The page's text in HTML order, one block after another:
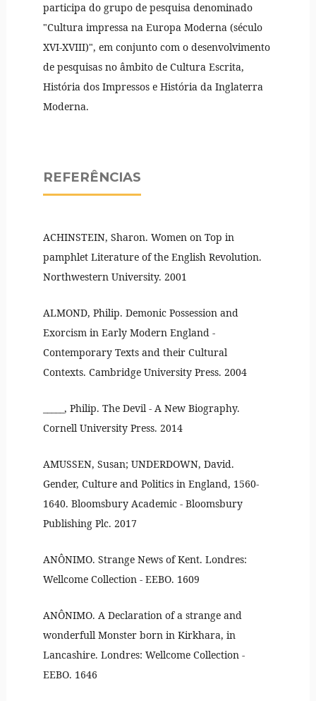
participa do grupo de pesquisa denominado
"Cultura impressa na Europa Moderna (século
XVI-XVIII)", em conjunto com o desenvolvimento
de pesquisas no âmbito de Cultura Escrita,
História dos Impressos e História da Inglaterra
Moderna.
REFERÊNCIAS
ACHINSTEIN, Sharon. Women on Top in
pamphlet Literature of the English Revolution.
Northwestern University. 2001
ALMOND, Philip. Demonic Possession and
Exorcism in Early Modern England -
Contemporary Texts and their Cultural
Contexts. Cambridge University Press. 2004
_____, Philip. The Devil - A New Biography.
Cornell University Press. 2014
AMUSSEN, Susan; UNDERDOWN, David.
Gender, Culture and Politics in England, 1560-
1640. Bloomsbury Academic - Bloomsbury
Publishing Plc. 2017
ANÔNIMO. Strange News of Kent. Londres:
Wellcome Collection - EEBO. 1609
ANÔNIMO. A Declaration of a strange and
wonderfull Monster born in Kirkhara, in
Lancashire. Londres: Wellcome Collection -
EEBO. 1646